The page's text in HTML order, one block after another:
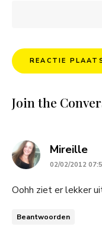
Join the
Mireillesays:
02/02/2012
Oohh ziet er lekker
Beantwoorden